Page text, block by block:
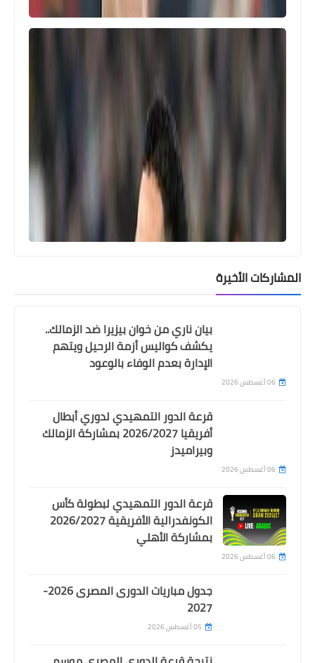
جدول ترتيب بطولة كأس العرب (دور
أرني سلوت يوضح حقيقة خلافه مع محمد
صلاح بعد تصريحات تحت الحافلة .. قررنا
محمد صلاح يخرج عن صمته: ما يحدث غير
مقبول وسأقول وداعا لجماهير ليفربول
المباراة القادمة
المشاركات الأخيرة
بيان ناري من خوان بيزيرا ضد الزمالك..
يكشف كواليس أزمة الرحيل ويتهم
الإدارة بعدم الوفاء بالوعود
06 أغسطس 2026
قرعة الدور التمهيدي لدوري أبطال
أفريقيا 2026/2027 بمشاركة الزمالك
وبيراميدز
06 أغسطس 2026
قرعة الدور التمهيدي لبطولة كأس
الكونفدرالية الأفريقية 2026/2027
بمشاركة الأهلي
06 أغسطس 2026
جدول مباريات الدورى المصرى 2026-
2027
05 أغسطس 2026